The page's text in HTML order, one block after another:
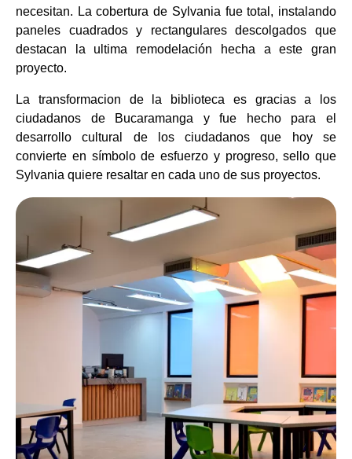
necesitan. La cobertura de Sylvania fue total, instalando
paneles cuadrados y rectangulares descolgados que
destacan la ultima remodelación hecha a este gran
proyecto.
La transformacion de la biblioteca es gracias a los
ciudadanos de Bucaramanga y fue hecho para el
desarrollo cultural de los ciudadanos que hoy se
convierte en símbolo de esfuerzo y progreso, sello que
Sylvania quiere resaltar en cada uno de sus proyectos.